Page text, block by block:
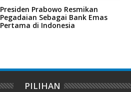
Presiden Prabowo Resmikan
Pegadaian Sebagai Bank Emas
Pertama di Indonesia
PILIHAN